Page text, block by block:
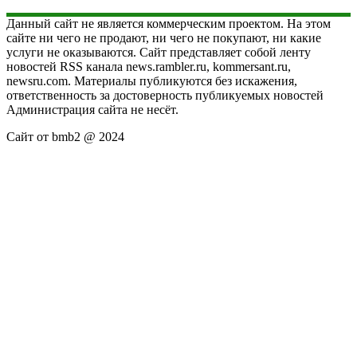
Данный сайт не является коммерческим проектом. На этом
сайте ни чего не продают, ни чего не покупают, ни какие
услуги не оказываются. Сайт представляет собой ленту
новостей RSS канала news.rambler.ru, kommersant.ru,
newsru.com. Материалы публикуются без искажения,
ответственность за достоверность публикуемых новостей
Администрация сайта не несёт.
Сайт от bmb2 @ 2024